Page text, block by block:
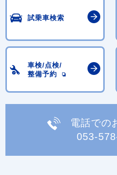
試乗車検索
車検/点検/
整備予約
電話での
053-